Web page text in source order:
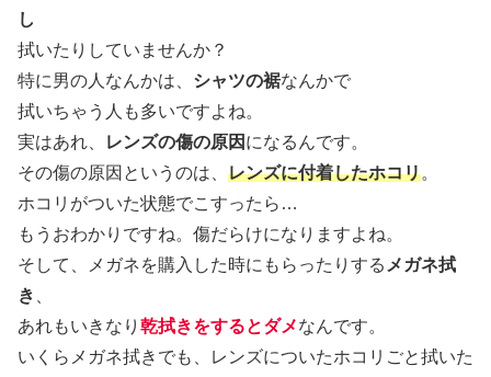
し
拭いたりしていませんか？
特に男の人なんかは、 シャツの裾なんかで
拭いちゃう人も多いですよね。
実はあれ、
レンズの傷の原因 になるんです。
その傷の原因というのは、 レンズに付着したホコリ。
ホコリがついた状態でこすったら…
もうおわかりですね。傷だらけになりますよね。
そして、メガネを購入した時にもらったりする メガネ拭
き
あれもいきなり 乾拭きをするとダメなんです。
いくらメガネ拭きでも、レンズについたホコリごと拭いた